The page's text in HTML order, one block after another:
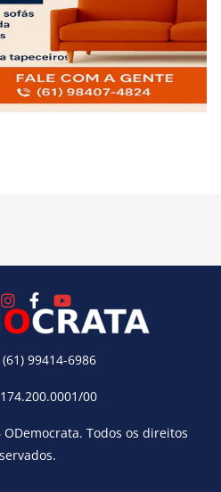
99414-6986
00
ODemocrata. Todos os direitos